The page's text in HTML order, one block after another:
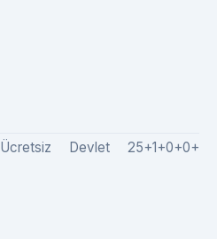
Ücretsiz Devlet 25+1+0+0+0